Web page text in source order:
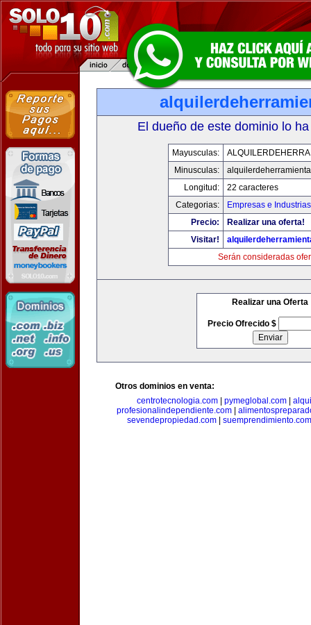
El dueño de este dominio lo
Mayusculas:
Minusculas:
Longitud:
22 caracteres
Categorias:
Empresas e Industrias
Precio:
Realizar una oferta!
Visitar!
Serán consideradas
Realizar una Oferta
Precio Ofrecido $
Otros dominios en venta:
centrotecnologia.com
pymeglobal.com
profesionalindependiente.com
sevendepropiedad.com| suemprendimiento.com